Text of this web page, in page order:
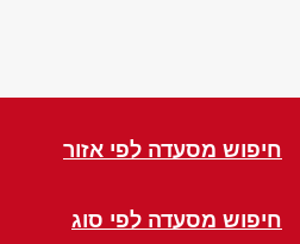
חיפוש מסעדה לפי אזור
חיפוש מסעדה לפי סוג